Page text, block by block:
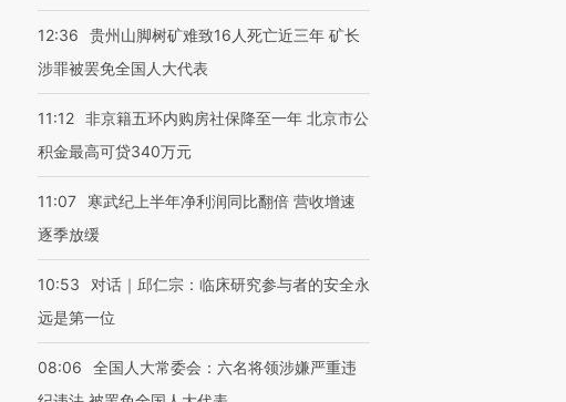
12:36
贵州山脚树矿难致16人死亡近三年 矿长
涉罪被罢免全国人大代表
11:12 非京籍五环内购房社保降至一年 北京市公
积金最高可贷340万元
11:07
寒武纪上半年净利润同比翻倍 营收增速
逐季放缓
10:53
对话｜邱仁宗：临床研究参与者的安全永
远是第一位
08:06
全国人大常委会：六名将领涉嫌严重违